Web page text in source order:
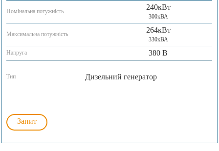
Номінальна потужність 240кВт
300кВА
Максимальна потужність 264кВт
330кВА
Напруга
380 В
Тип Дизельний генератор
Запит